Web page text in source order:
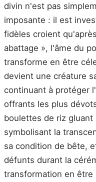
divin n'est pas
imposante : il est
fidèles croient
abattage », l'âme du
transforme en être
devient une créature
continuant à protéger
offrants les plus
boulettes de riz gluant
symbolisant la
sa condition de bête,
défunts durant la
transformation en être